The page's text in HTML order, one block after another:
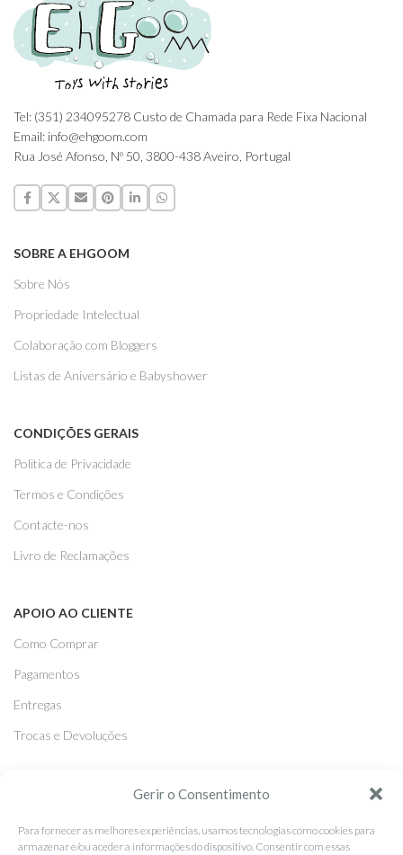
Gerir o Consentimento
Para fornecer as melhores experiências, usamos tecnologias como cookies para
armazenar e/ou aceder a informações do dispositivo. Consentir com essas
Tel: (351) 234095278 Custo de Chamada para Rede Fixa Nacional
Email: info@ehgoom.com
Rua José Afonso, Nº 50, 3800-438 Aveiro, Portugal
SOBRE A EHGOOM
Sobre Nós
Propriedade Intelectual
Colaboração com Bloggers
Listas de Aniversário e Babyshower
CONDIÇÕES GERAIS
Politica de Privacidade
Termos e Condições
Contacte-nos
Livro de Reclamações
APOIO AO CLIENTE
Como Comprar
Pagamentos
Entregas
Trocas e Devoluções
Facebook